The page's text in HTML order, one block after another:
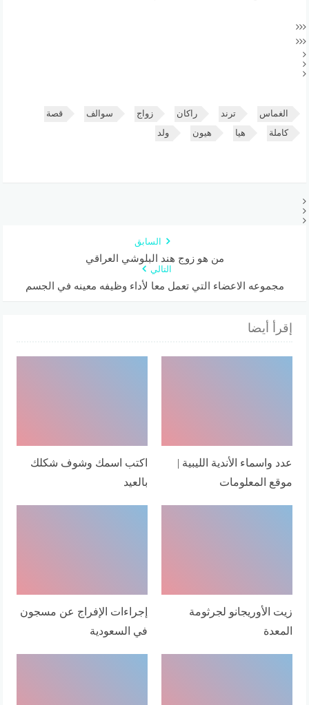
الغماس ترند راكان زواج سوالف قصة
كاملة هيا هيون ولد
السابق
من هو زوج هند البلوشي العراقي
التالي
مجموعه الاعضاء التي تعمل معا لأداء وظيفه معينه في الجسم
إقرأ أيضا
عدد واسماء الأندية الليبية |
موقع المعلومات
اكتب اسمك وشوف شكلك
بالعيد
زيت الأوريجانو لجرثومة
المعدة
إجراءات الإفراج عن مسجون
في السعودية